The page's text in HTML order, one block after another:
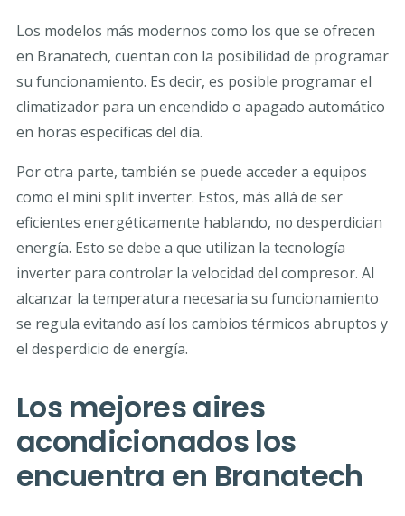
Los modelos más modernos como los que se ofrecen
en Branatech, cuentan con la posibilidad de programar
su funcionamiento. Es decir, es posible programar el
climatizador para un encendido o apagado automático
en horas específicas del día.
Por otra parte, también se puede acceder a equipos
como el mini split inverter. Estos, más allá de ser
eficientes energéticamente hablando, no desperdician
energía. Esto se debe a que utilizan la tecnología
inverter para controlar la velocidad del compresor. Al
alcanzar la temperatura necesaria su funcionamiento
se regula evitando así los cambios térmicos abruptos y
el desperdicio de energía.
Los mejores aires
acondicionados los
encuentra en Branatech